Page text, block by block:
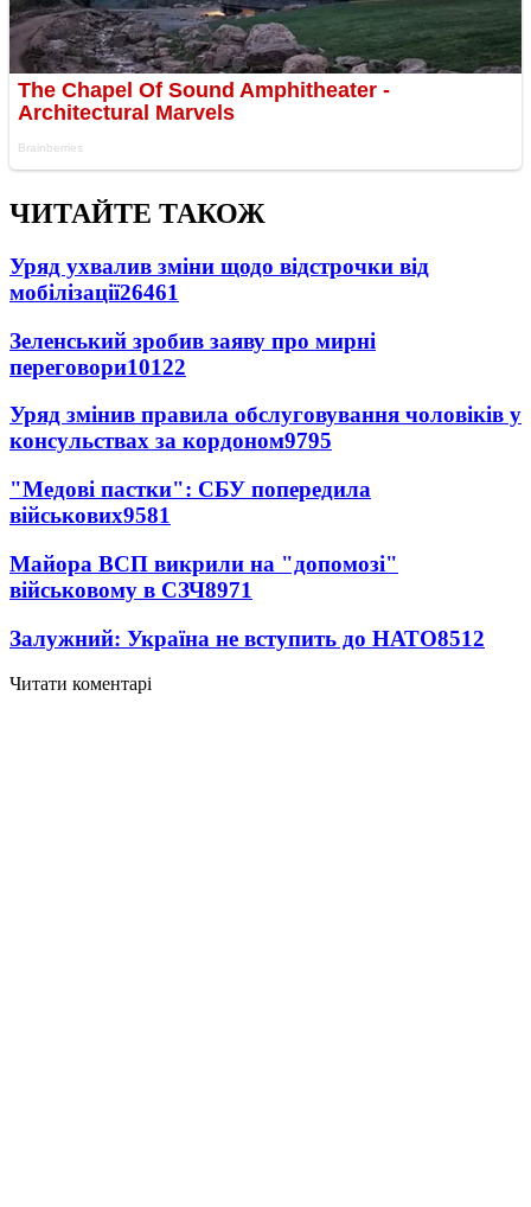
ЧИТАЙТЕ ТАКОЖ
Уряд ухвалив зміни щодо відстрочки від
мобілізації26461
Зеленський зробив заяву про мирні
переговори10122
Уряд змінив правила обслуговування чоловіків у
консульствах за кордоном9795
"Медові пастки": СБУ попередила
військових9581
Майора ВСП викрили на "допомозі"
військовому в СЗЧ8971
Залужний: Україна не вступить до НАТО8512
Читати коментарі